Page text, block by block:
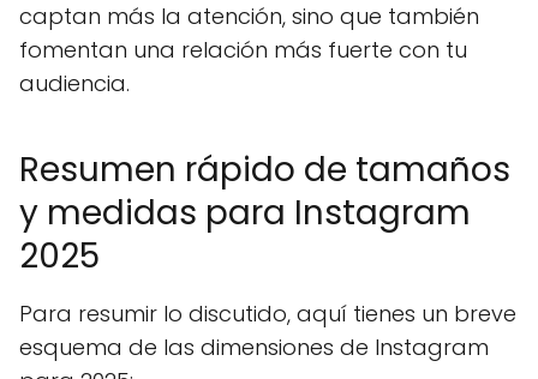
captan más la atención, sino que también
fomentan una relación más fuerte con tu
audiencia.
Resumen rápido de tamaños
y medidas para Instagram
2025
Para resumir lo discutido, aquí tienes un breve
esquema de las dimensiones de Instagram